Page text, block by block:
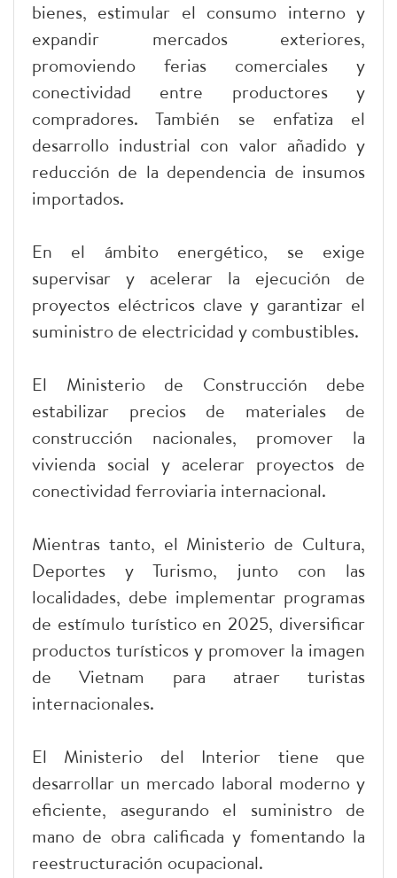
bienes, estimular el consumo interno y
expandir mercados exteriores,
promoviendo ferias comerciales y
conectividad entre productores y
compradores. También se enfatiza el
desarrollo industrial con valor añadido y
reducción de la dependencia de insumos
importados.
En el ámbito energético, se exige
supervisar y acelerar la ejecución de
proyectos eléctricos clave y garantizar el
suministro de electricidad y combustibles.
El Ministerio de Construcción debe
estabilizar precios de materiales de
construcción nacionales, promover la
vivienda social y acelerar proyectos de
conectividad ferroviaria internacional.
Mientras tanto, el Ministerio de Cultura,
Deportes y Turismo, junto con las
localidades, debe implementar programas
de estímulo turístico en 2025, diversificar
productos turísticos y promover la imagen
de Vietnam para atraer turistas
internacionales.
El Ministerio del Interior tiene que
desarrollar un mercado laboral moderno y
eficiente, asegurando el suministro de
mano de obra calificada y fomentando la
reestructuración ocupacional.